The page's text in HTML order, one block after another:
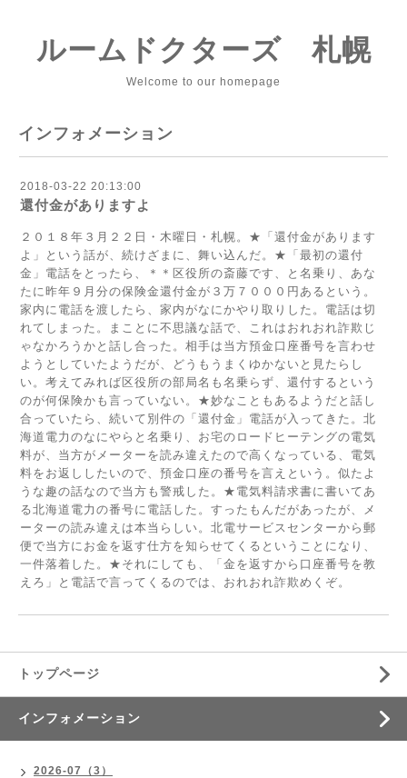
ルームドクターズ 札幌
Welcome to our homepage
インフォメーション
2018-03-22 20:13:00
還付金がありますよ
２０１８年３月２２日・木曜日・札幌。★「還付金があります
よ」という話が、続けざまに、舞い込んだ。★「最初の還付
金」電話をとったら、＊＊区役所の斎藤です、と名乗り、あな
たに昨年９月分の保険金還付金が３万７０００円あるという。
家内に電話を渡したら、家内がなにかやり取りした。電話は切
れてしまった。まことに不思議な話で、これはおれおれ詐欺じ
ゃなかろうかと話し合った。相手は当方預金口座番号を言わせ
ようとしていたようだが、どうもうまくゆかないと見たらし
い。考えてみれば区役所の部局名も名乗らず、還付するという
のが何保険かも言っていない。★妙なこともあるようだと話し
合っていたら、続いて別件の「還付金」電話が入ってきた。北
海道電力のなにやらと名乗り、お宅のロードヒーテングの電気
料が、当方がメーターを読み違えたので高くなっている、電気
料をお返ししたいので、預金口座の番号を言えという。似たよ
うな趣の話なので当方も警戒した。★電気料請求書に書いてあ
る北海道電力の番号に電話した。すったもんだがあったが、メ
ーターの読み違えは本当らしい。北電サービスセンターから郵
便で当方にお金を返す仕方を知らせてくるということになり、
一件落着した。★それにしても、「金を返すから口座番号を教
えろ」と電話で言ってくるのでは、おれおれ詐欺めくぞ。
トップページ
インフォメーション
2026-07（3）